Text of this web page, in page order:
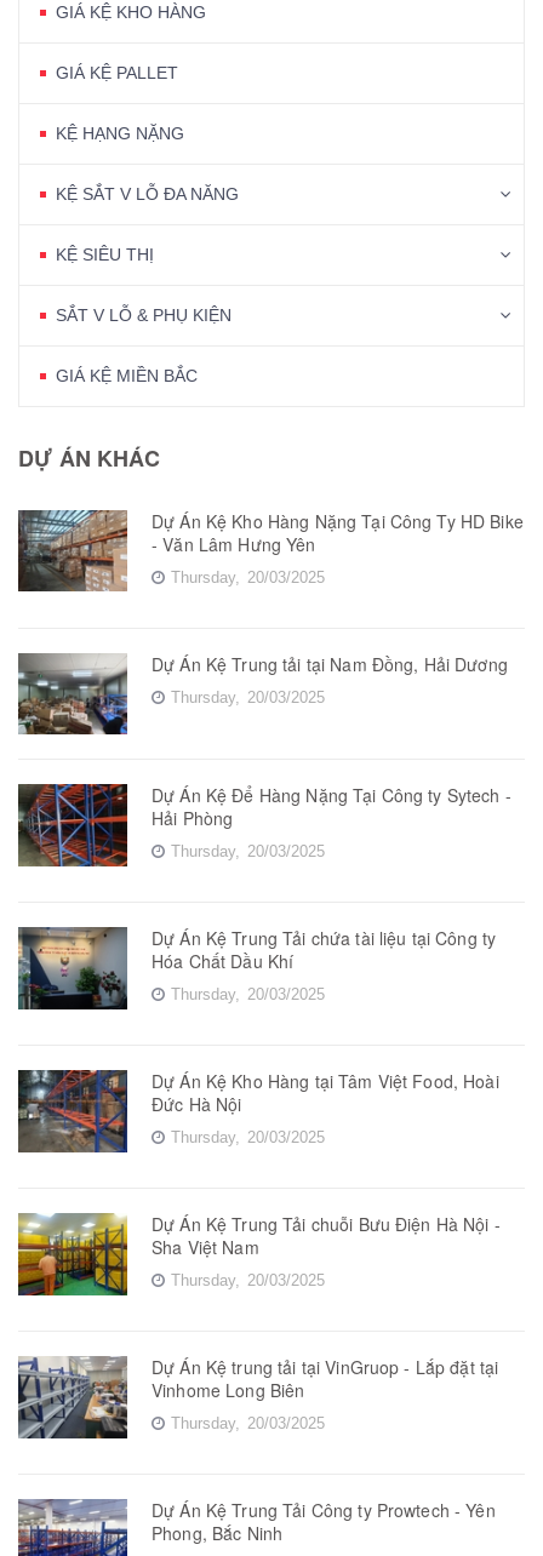
GIÁ KỆ KHO HÀNG
GIÁ KỆ PALLET
KỆ HẠNG NẶNG
KỆ SẮT V LỖ ĐA NĂNG
KỆ SIÊU THỊ
SẮT V LỖ & PHỤ KIỆN
GIÁ KỆ MIỀN BẮC
DỰ ÁN KHÁC
Dự Án Kệ Kho Hàng Nặng Tại Công Ty HD Bike
- Văn Lâm Hưng Yên
Thursday, 20/03/2025
Dự Án Kệ Trung tải tại Nam Đồng, Hải Dương
Thursday, 20/03/2025
Dự Án Kệ Để Hàng Nặng Tại Công ty Sytech -
Hải Phòng
Thursday, 20/03/2025
Dự Án Kệ Trung Tải chứa tài liệu tại Công ty
Hóa Chất Dầu Khí
Thursday, 20/03/2025
Dự Án Kệ Kho Hàng tại Tâm Việt Food, Hoài
Đức Hà Nội
Thursday, 20/03/2025
Dự Án Kệ Trung Tải chuỗi Bưu Điện Hà Nội -
Sha Việt Nam
Thursday, 20/03/2025
Dự Án Kệ trung tải tại VinGruop - Lắp đặt tại
Vinhome Long Biên
Thursday, 20/03/2025
Dự Án Kệ Trung Tải Công ty Prowtech - Yên
Phong, Bắc Ninh